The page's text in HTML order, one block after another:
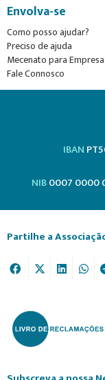
Envolva-se
Como posso ajudar?
Preciso de ajuda
Mecenato para
Fale Connosco
IBAN
NIB0007 0000
Partilhe a